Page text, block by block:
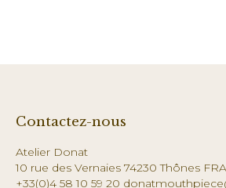
Contactez-nous
Atelier Donat
10 rue des Vernaies 74230 Thônes
+33(0)4 58 10 59 20